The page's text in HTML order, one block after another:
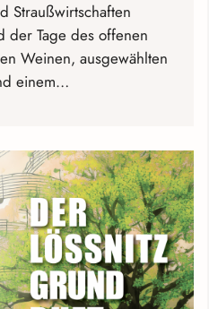
Straußwirtschaften
der Tage des offenen
Weinen, ausgewählten
einem…